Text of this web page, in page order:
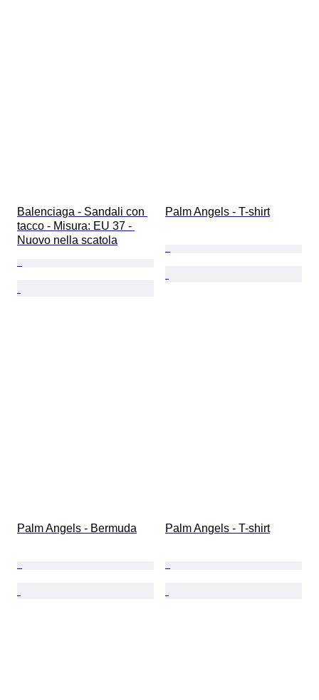
Balenciaga - Sandali con
tacco - Misura: EU 37 -
Nuovo nella scatola
Palm Angels - T-shirt
Palm Angels - Bermuda Palm Angels - T-shirt